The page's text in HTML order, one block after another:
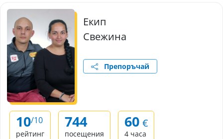
Екип
Свежина
Препоръчай
10/10
рейтинг
744
посещения
60 €
4 часа